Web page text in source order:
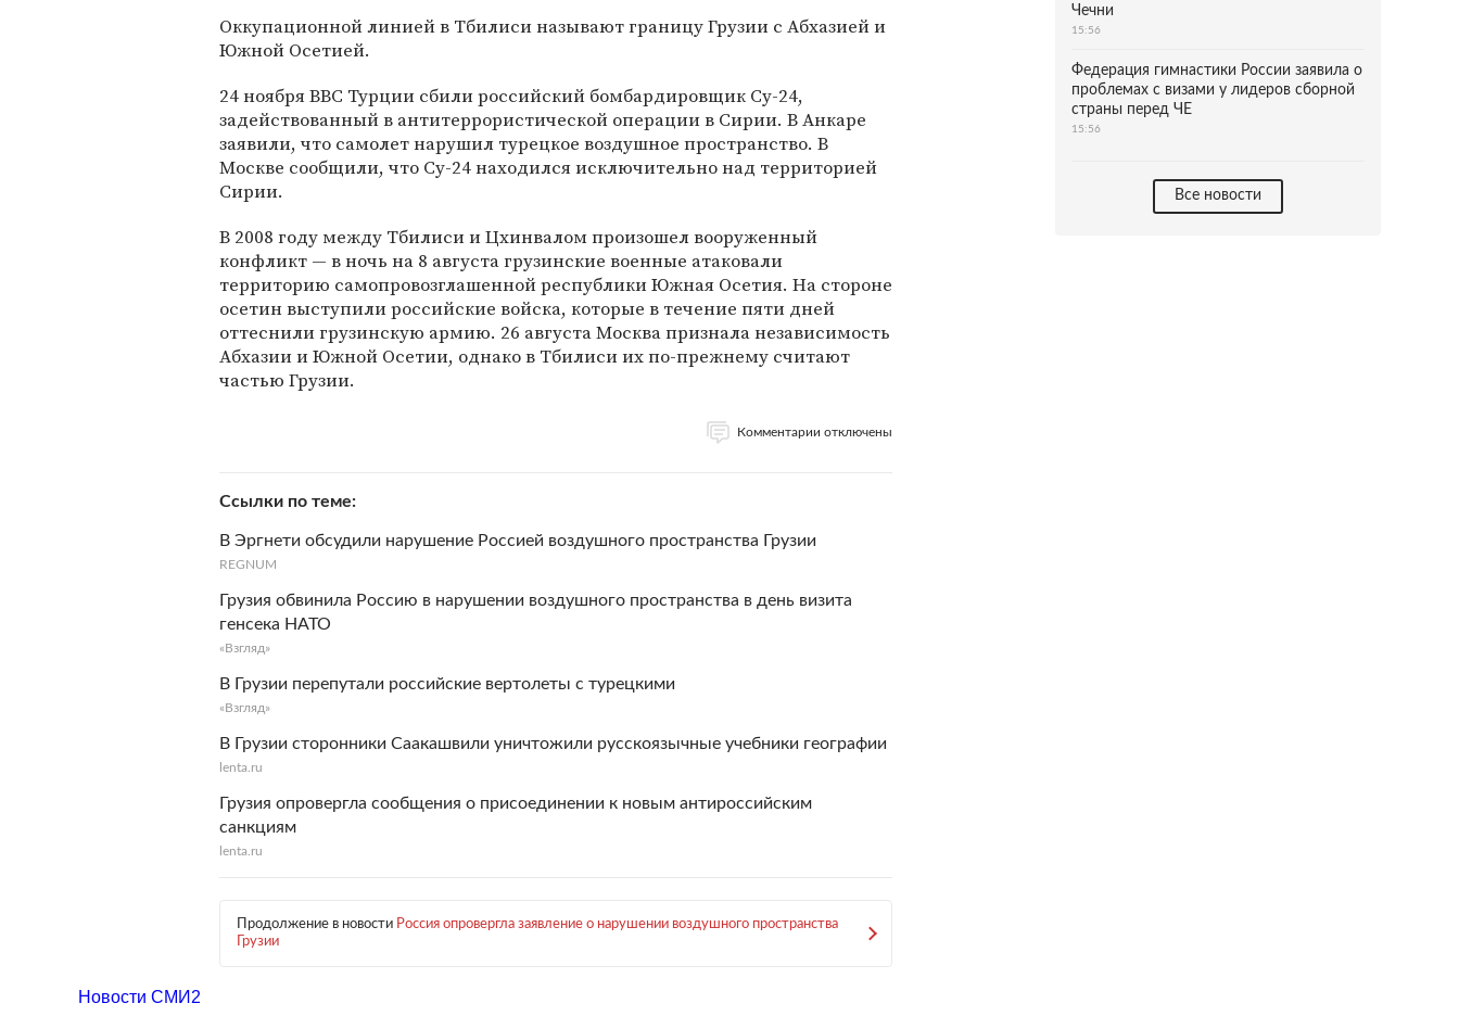
Оккупационной линией в Тбилиси называют границу Грузии с Абхазией и
Южной Осетией.
24 ноября ВВС Турции сбили российский бомбардировщик Су-24,
задействованный в антитеррористической операции в Сирии. В Анкаре
заявили, что самолет нарушил турецкое воздушное пространство. В
Москве сообщили, что Су-24 находился исключительно над территорией
Сирии.
В 2008 году между Тбилиси и Цхинвалом произошел вооруженный
конфликт — в ночь на 8 августа грузинские военные атаковали
территорию самопровозглашенной республики Южная Осетия. На стороне
осетин выступили российские войска, которые в течение пяти дней
оттеснили грузинскую армию. 26 августа Москва признала независимость
Абхазии и Южной Осетии, однако в Тбилиси их по-прежнему считают
частью Грузии.
Комментарии отключены
Ссылки по теме
В Эргнети обсудили нарушение Россией воздушного пространства Грузии
REGNUM
Грузия обвинила Россию в нарушении воздушного пространства в день визита
генсека НАТО
«Взгляд»
В Грузии перепутали российские вертолеты с турецкими
«Взгляд»
В Грузии сторонники Саакашвили уничтожили русскоязычные учебники географии
lenta.ru
Грузия опровергла сообщения о присоединении к новым антироссийским
санкциям
lenta.ru
Продолжение в новости Россия опровергла заявление о нарушении воздушного пространства
Грузии
Чечни
15:56
Федерация гимнастики России заявила о
проблемах с визами у лидеров сборной
страны перед ЧЕ
15:56
Все новости
Новости СМИ2